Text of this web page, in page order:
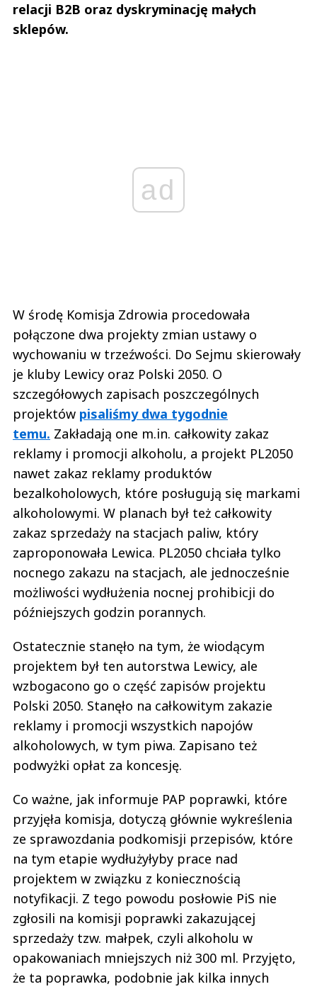
relacji B2B oraz dyskryminację małych
sklepów.
ad
W środę Komisja Zdrowia procedowała
połączone dwa projekty zmian ustawy o
wychowaniu w trzeźwości. Do Sejmu skierowały
je kluby Lewicy oraz Polski 2050. O
szczegółowych zapisach poszczególnych
projektów pisaliśmy dwa tygodnie
temu. Zakładają one m.in. całkowity zakaz
reklamy i promocji alkoholu, a projekt PL2050
nawet zakaz reklamy produktów
bezalkoholowych, które posługują się markami
alkoholowymi. W planach był też całkowity
zakaz sprzedaży na stacjach paliw, który
zaproponowała Lewica. PL2050 chciała tylko
nocnego zakazu na stacjach, ale jednocześnie
możliwości wydłużenia nocnej prohibicji do
późniejszych godzin porannych.
Ostatecznie stanęło na tym, że wiodącym
projektem był ten autorstwa Lewicy, ale
wzbogacono go o część zapisów projektu
Polski 2050. Stanęło na całkowitym zakazie
reklamy i promocji wszystkich napojów
alkoholowych, w tym piwa. Zapisano też
podwyżki opłat za koncesję.
Co ważne, jak informuje PAP poprawki, które
przyjęła komisja, dotyczą głównie wykreślenia
ze sprawozdania podkomisji przepisów, które
na tym etapie wydłużyłyby prace nad
projektem w związku z koniecznością
notyfikacji. Z tego powodu posłowie PiS nie
zgłosili na komisji poprawki zakazującej
sprzedaży tzw. małpek, czyli alkoholu w
opakowaniach mniejszych niż 300 ml. Przyjęto,
że ta poprawka, podobnie jak kilka innych